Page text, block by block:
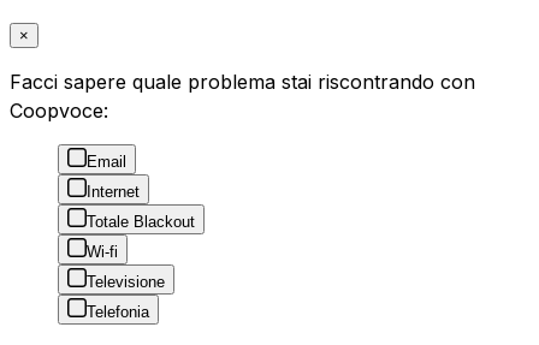
×
Facci sapere quale problema stai riscontrando con
Coopvoce:
Email
Internet
Totale Blackout
Wi-fi
Televisione
Telefonia